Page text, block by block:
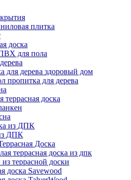
плитка
доска
для пола
для дерева здоровый дом
пропитка для дерева
террасная доска
из ДПК
ДПК
Доска
террасная доска из дпк
террасной доски
доска Savewood